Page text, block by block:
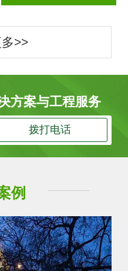
>>
方案与工程服务
拨打电话
例